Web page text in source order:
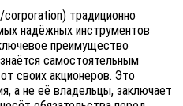
традиционно
надёжных инструментов
преимущество
самостоятельным
своих акционеров. Это
а не её владельцы, заключает